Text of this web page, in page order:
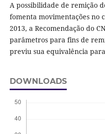
A possibilidade de remição
fomenta movimentações no
2013, a Recomendação do
parâmetros para fins de
previu sua equivalência
DOWNLOADS